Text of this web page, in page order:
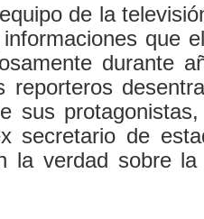
de la
que
durante
reporteros
sus
secretario de
la verdad sobre